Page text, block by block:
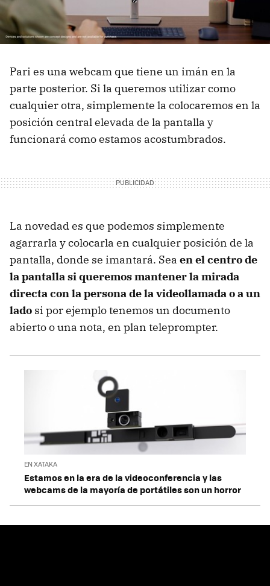
Pari es una webcam que tiene un imán en la
parte posterior. Si la queremos utilizar como
cualquier otra, simplemente la colocaremos en la
posición central elevada de la pantalla y
funcionará como estamos acostumbrados.
La novedad es que podemos simplemente
agarrarla y colocarla en cualquier posición de la
pantalla, donde se imantará. Sea en el centro de
la pantalla si queremos mantener la mirada
directa con la persona de la videollamada o a un
lado si por ejemplo tenemos un documento
abierto o una nota, en plan teleprompter.
EN XATAKA
Estamos en la era de la videoconferencia y las
webcams de la mayoría de portátiles son un horror